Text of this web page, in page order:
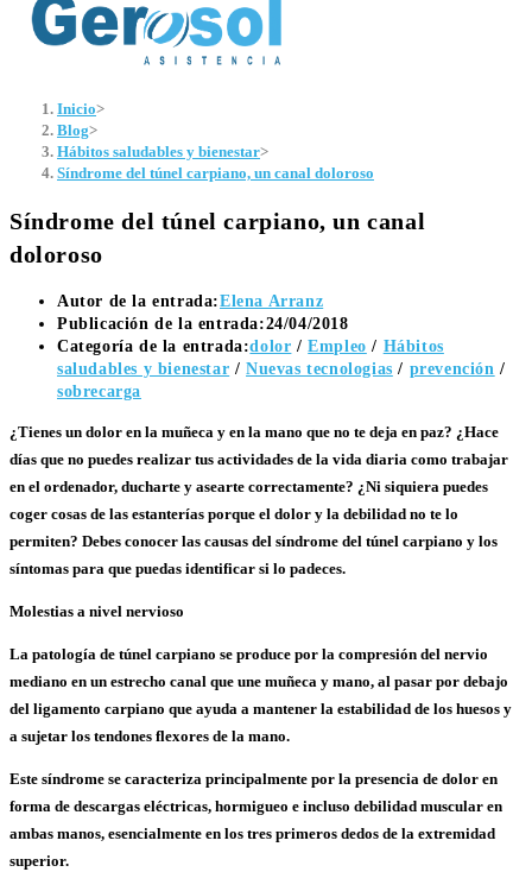
Inicio>
Blog>
Hábitos saludables y bienestar>
Síndrome del túnel carpiano, un canal doloroso
Síndrome del túnel carpiano, un canal
doloroso
Autor de la entrada:Elena Arranz
Publicación de la entrada:24/04/2018
Categoría de la entrada:dolor / Empleo / Hábitos
saludables y bienestar / Nuevas tecnologias / prevención /
sobrecarga
¿Tienes un dolor en la muñeca y en la mano que no te deja en paz? ¿Hace
días que no puedes realizar tus actividades de la vida diaria como trabajar
en el ordenador, ducharte y asearte correctamente? ¿Ni siquiera puedes
coger cosas de las estanterías porque el dolor y la debilidad no te lo
permiten? Debes conocer las causas del síndrome del túnel carpiano y los
síntomas para que puedas identificar si lo padeces.
Molestias a nivel nervioso
La patología de túnel carpiano se produce por la compresión del nervio
mediano en un estrecho canal que une muñeca y mano, al pasar por debajo
del ligamento carpiano que ayuda a mantener la estabilidad de los huesos y
a sujetar los tendones flexores de la mano.
Este síndrome se caracteriza principalmente por la presencia de dolor en
forma de descargas eléctricas, hormigueo e incluso debilidad muscular en
ambas manos, esencialmente en los tres primeros dedos de la extremidad
superior.